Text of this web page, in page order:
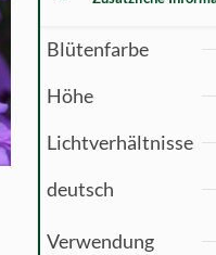
Blütenfarbe
Höhe
Lichtverhältnisse
deutsch
Verwendung